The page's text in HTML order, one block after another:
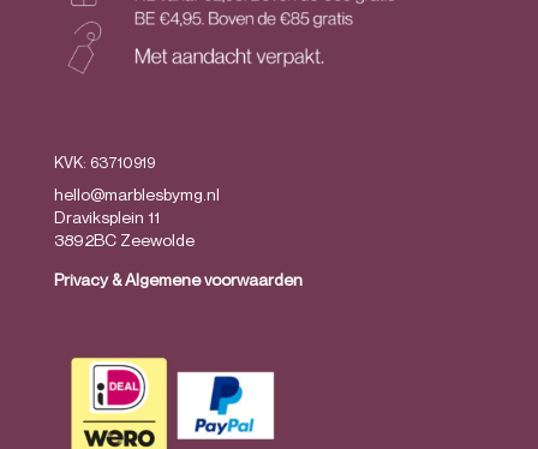
KVK: 63710919
hello@marblesbymg.nl
Draviksplein 11
3892BC Zeewolde
Privacy&Algemene voorwaarden